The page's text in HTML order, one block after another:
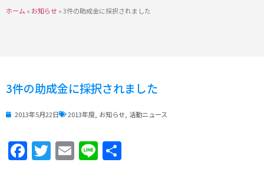
ホーム » お知らせ »3件の助成金に採択されました
3件の助成金に採択されました
2013年5月22日 2013年度 お知らせ 活動ニュース
Facebook
Twitter
Email
Line